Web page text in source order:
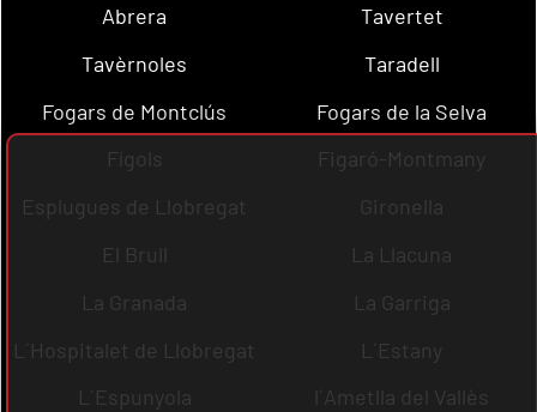
Abrera
Tavertet
Tavèrnoles
Taradell
Fogars de Montclús
Fogars de la Selva
Fígols
Figaró-Montmany
Esplugues de Llobregat
Gironella
El Brull
La Llacuna
La Granada
La Garriga
L´Hospitalet de Llobregat
L´Estany
L´Espunyola
l´Ametlla del Vallès